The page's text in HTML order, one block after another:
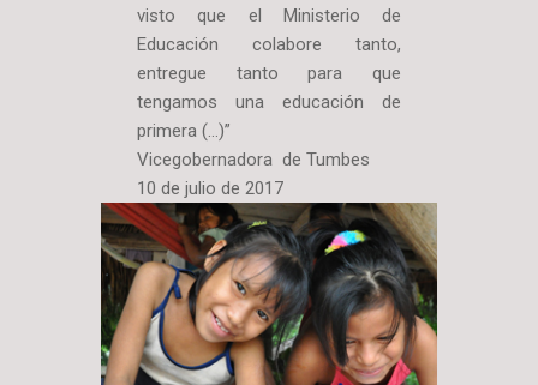
visto que el Ministerio de
Educación colabore tanto,
entregue tanto para que
tengamos una educación de
primera (…)”
Vicegobernadora de Tumbes
10 de julio de 2017